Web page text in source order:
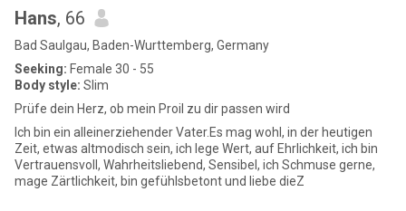
Hans, 66
Bad Saulgau, Baden-Wurttemberg, Germany
Seeking: Female 30 - 55
Body style: Slim
Prüfe dein Herz, ob mein Proil zu dir passen wird
Ich bin ein alleinerziehender Vater.Es mag wohl, in der heutigen
Zeit, etwas altmodisch sein, ich lege Wert, auf Ehrlichkeit, ich bin
Vertrauensvoll, Wahrheitsliebend, Sensibel, ich Schmuse gerne,
mage Zärtlichkeit, bin gefühlsbetont und liebe dieZ